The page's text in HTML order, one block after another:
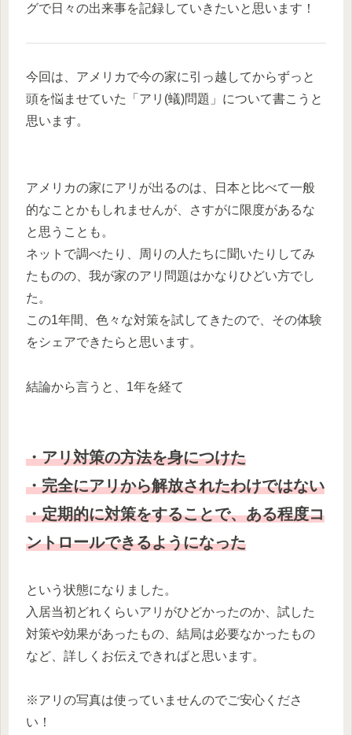
グで日々の出来事を記録していきたいと思います！
今回は、アメリカで今の家に引っ越してからずっと
頭を悩ませていた「アリ(蟻)問題」について書こうと
思います。
アメリカの家にアリが出るのは、日本と比べて一般
的なことかもしれませんが、さすがに限度があるな
と思うことも。
ネットで調べたり、周りの人たちに聞いたりしてみ
たものの、我が家のアリ問題はかなりひどい方でし
た。
この1年間、色々な対策を試してきたので、その体験
をシェアできたらと思います。
結論から言うと、1年を経て
・アリ対策の方法を身につけた
・完全にアリから解放されたわけではない
・定期的に対策をすることで、ある程度コ
ントロールできるようになった
という状態になりました。
入居当初どれくらいアリがひどかったのか、試した
対策や効果があったもの、結局は必要なかったもの
など、詳しくお伝えできればと思います。
※アリの写真は使っていませんのでご安心くださ
い！